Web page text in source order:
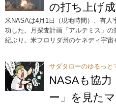
の打ち上げ
米NASAは4月1日（現地時間）、有
功した。月探査計画「アルテミス」
紀ぶり。米フロリダ州のケネディ宇宙
サダタローのゆるっと
NASAも協
ー」を見た